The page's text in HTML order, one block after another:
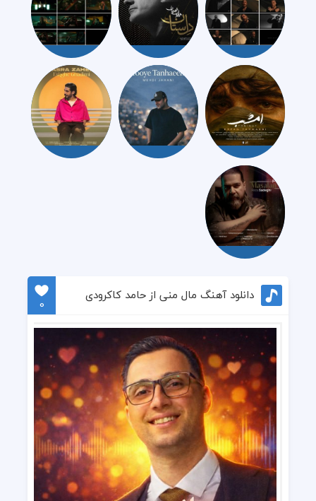
دانلود آهنگ مال منی از حامد کاکرودی
0